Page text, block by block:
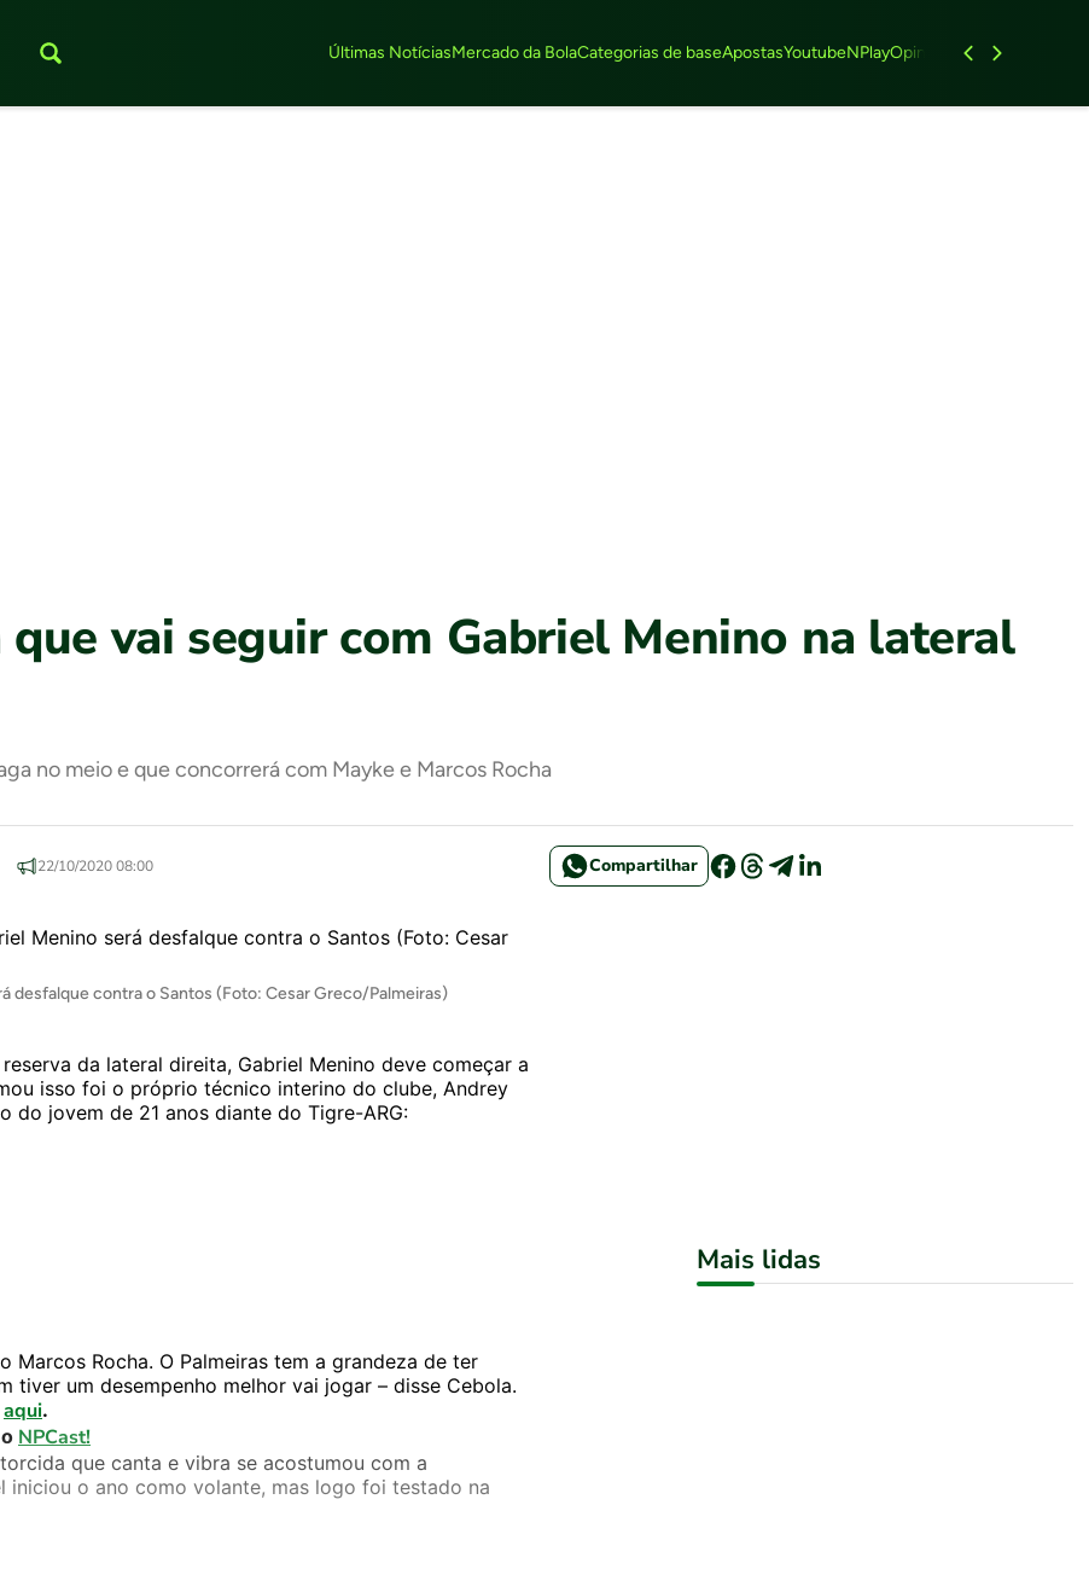
Últimas NotíciasMercado da BolaCategorias de baseApostasYoutubeNPlayOpinião Feminino
vai seguir com Gabriel Menino na lateral
no meio e que concorrerá com Mayke e Marcos Rocha
22/10/2020 08:00 Compartilhar
desfalque contra o Santos (Foto: Cesar Greco/Palmeiras)
da lateral direita, Gabriel Menino deve começar a
isso foi o próprio técnico interino do clube, Andrey
do jovem de 21 anos diante do Tigre-ARG:
Marcos Rocha. O Palmeiras tem a grandeza de ter
tiver um desempenho melhor vai jogar – disse Cebola.
aqui.
NPCast!
que canta e vibra se acostumou com a
iniciou o ano como volante, mas logo foi testado na
Mais lidas